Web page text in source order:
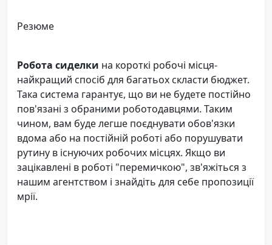
Резюме
Робота сиделки на короткі робочі місця-
найкращий спосіб для багатьох скласти бюджет.
Така система гарантує, що ви не будете постійно
пов'язані з обраними роботодавцями. Таким
чином, вам буде легше поєднувати обов'язки
вдома або на постійній роботі або порушувати
рутину в існуючих робочих місцях. Якщо ви
зацікавлені в роботі "перемичкою", зв'яжіться з
нашим агентством і знайдіть для себе пропозиції
мрії.